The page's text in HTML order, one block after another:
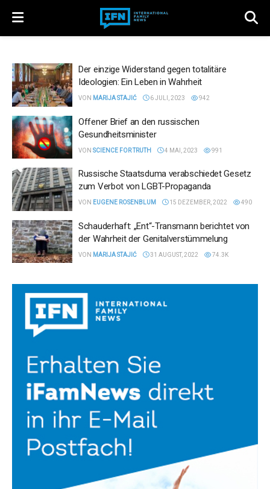
Der einzige Widerstand gegen totalitäre
Ideologien: Ein Leben in Wahrheit
VON MARIJA STAJIĆ 6 JULI, 2023 942
Offener Brief an den russischen
Gesundheitsminister
VON SCIENCE FOR TRUTH 4 MAI, 2023 991
Russische Staatsduma verabschiedet Gesetz
zum Verbot von LGBT-Propaganda
VON EUGENE ROSENBLUM 15 DEZEMBER, 2022 490
Schauderhaft: „Ent“-Transmann berichtet von
der Wahrheit der Genitalverstümmelung
VON MARIJA STAJIĆ 31 AUGUST, 2022 74.3K